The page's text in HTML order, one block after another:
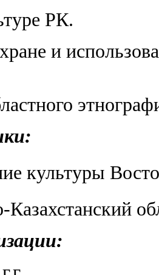
РК.
и
культуры
Казахстанский